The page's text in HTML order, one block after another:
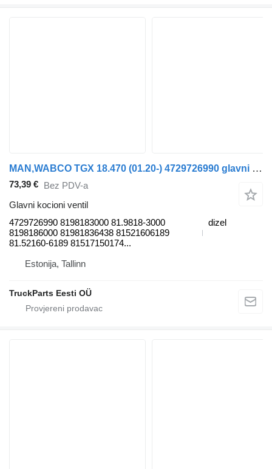
MAN,WABCO TGX 18.470 (01.20-) 4729726990 glavni kocioni ventil za MAN TGL, TGM, TGS, TGX (2020-) tegljača
73,39 € Bez PDV-a
Glavni kocioni ventil
4729726990 8198183000 81.9818-3000
8198186000 81981836438 81521606189
81.52160-6189 81517150174...
dizel
Estonija, Tallinn
TruckParts Eesti OÜ